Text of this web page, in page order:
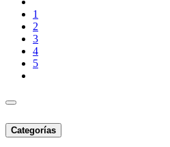
1
2
3
4
5
Categorías